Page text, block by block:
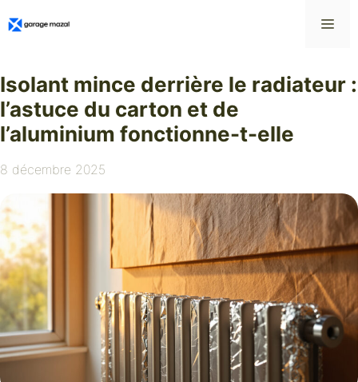
au
Isolant mince derrière le radiateur :
l’astuce du carton et de
l’aluminium fonctionne-t-elle
8 décembre 2025